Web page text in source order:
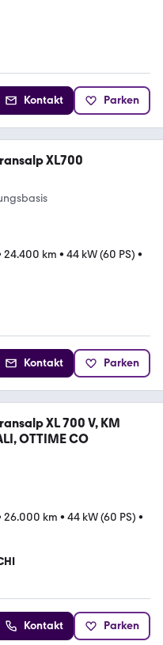
Kontakt Parken
XL700
24.400 km • 44 kW (60 PS) •
Kontakt Parken
XL 700 V, KM
OTTIME CO
26.000 km • 44 kW (60 PS) •
Kontakt Parken